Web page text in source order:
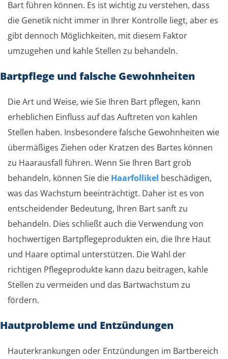
Bart führen können. Es ist wichtig zu verstehen, dass
die Genetik nicht immer in Ihrer Kontrolle liegt, aber es
gibt dennoch Möglichkeiten, mit diesem Faktor
umzugehen und kahle Stellen zu behandeln.
Bartpflege und falsche Gewohnheiten
Die Art und Weise, wie Sie Ihren Bart pflegen, kann
erheblichen Einfluss auf das Auftreten von kahlen
Stellen haben. Insbesondere falsche Gewohnheiten wie
übermäßiges Ziehen oder Kratzen des Bartes können
zu Haarausfall führen. Wenn Sie Ihren Bart grob
behandeln, können Sie die Haarfollikel beschädigen,
was das Wachstum beeinträchtigt. Daher ist es von
entscheidender Bedeutung, Ihren Bart sanft zu
behandeln. Dies schließt auch die Verwendung von
hochwertigen Bartpflegeprodukten ein, die Ihre Haut
und Haare optimal unterstützen. Die Wahl der
richtigen Pflegeprodukte kann dazu beitragen, kahle
Stellen zu vermeiden und das Bartwachstum zu
fördern.
Hautprobleme und Entzündungen
Hauterkrankungen oder Entzündungen im Bartbereich